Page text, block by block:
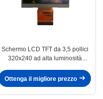
Schermo LCD TFT da 3,5 pollici
320x240 ad alta luminosità
elettriche
Ottenga il migliore prezzo